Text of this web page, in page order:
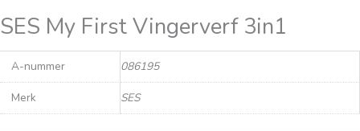
SES My First Vingerverf 3in1
A-nummer 086195
Merk SES